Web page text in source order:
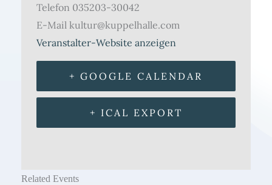
Telefon 035203-30042
E-Mail kultur@kuppelhalle.com
Veranstalter-Website anzeigen
+ GOOGLE CALENDAR
+ ICAL EXPORT
Related Events